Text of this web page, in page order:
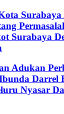
Surabaya
Adukan
Darrel
Nyasar